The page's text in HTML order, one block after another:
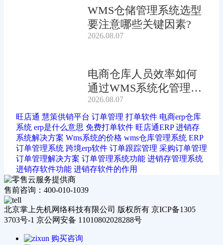
WMS仓储管理系统选型
要注意哪些关键因素?
2026.08.07
电商仓库人员效率如何
通过WMS系统化管理提
升?
2026.08.07
旺店通 慧策供销平台 订单管理 打单软件 电商erp仓库
系统 erp是什么意思 免费打单软件 旺店通ERP 进销存
系统解决方案 Wms系统的价格 wms仓库管理系统 ERP
订单管理系统 跨境erp软件 订单跟踪管理 采购订单管理
订单管理解决方案 订单管理系统功能 进销存管理系统
进销存软件功能 进销存软件的作用
售前咨询：400-010-1039
北京掌上先机网络科技有限公司 版权所有 京ICP备1305
3703号-1 京公网安备 11010802028288号
购买咨询